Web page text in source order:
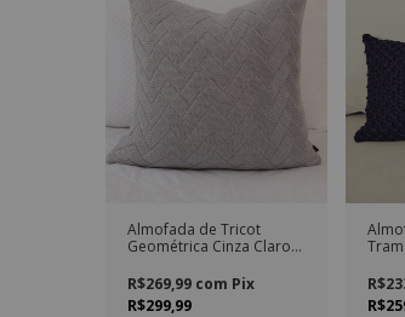
Almofada de Tricot
Geométrica Cinza Claro
R$299,99
R$269,99 com Pix